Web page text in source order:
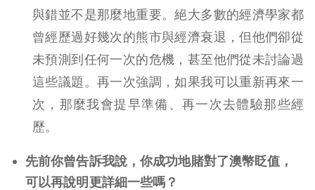
與錯並不是那麼地重要。絕大多數的經濟學家都
曾經歷過好幾次的熊市與經濟衰退，但他們卻從
未預測到任何一次的危機，甚至他們從未討論過
這些議題。再一次強調，如果我可以重新再來一
次，那麼我會提早準備、再一次去體驗那些經
歷。
先前你曾告訴我說，你成功地賭對了澳幣眨值，
可以再說明更詳細一些嗎？